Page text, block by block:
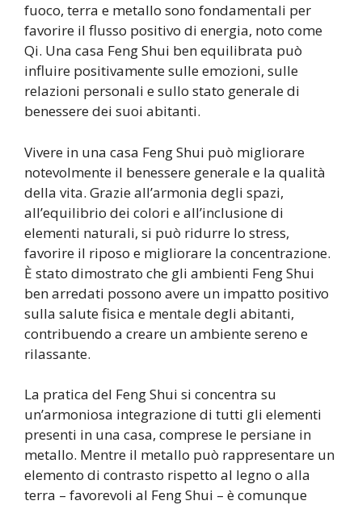
fuoco, terra e metallo sono fondamentali per
favorire il flusso positivo di energia, noto come
Qi. Una casa Feng Shui ben equilibrata può
influire positivamente sulle emozioni, sulle
relazioni personali e sullo stato generale di
benessere dei suoi abitanti.
Vivere in una casa Feng Shui può migliorare
notevolmente il benessere generale e la qualità
della vita. Grazie all’armonia degli spazi,
all’equilibrio dei colori e all’inclusione di
elementi naturali, si può ridurre lo stress,
favorire il riposo e migliorare la concentrazione.
È stato dimostrato che gli ambienti Feng Shui
ben arredati possono avere un impatto positivo
sulla salute fisica e mentale degli abitanti,
contribuendo a creare un ambiente sereno e
rilassante.
La pratica del Feng Shui si concentra su
un’armoniosa integrazione di tutti gli elementi
presenti in una casa, comprese le persiane in
metallo. Mentre il metallo può rappresentare un
elemento di contrasto rispetto al legno o alla
terra – favorevoli al Feng Shui – è comunque